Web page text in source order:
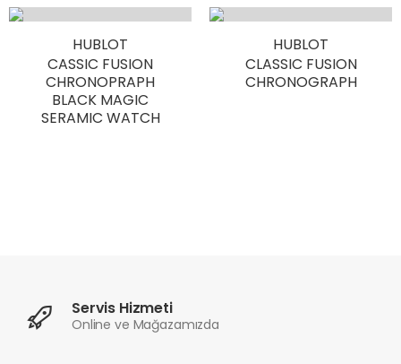
HUBLOT
CASSIC FUSION
CHRONOPRAPH
BLACK MAGIC
SERAMIC WATCH
HUBLOT
CLASSIC FUSION
CHRONOGRAPH
Servis Hizmeti
Online ve Mağazamızda